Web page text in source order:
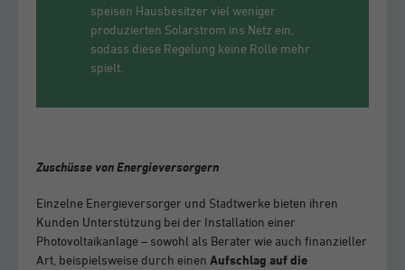
speisen Hausbesitzer viel weniger
produzierten Solarstrom ins Netz ein,
sodass diese Regelung keine Rolle mehr
spielt.
Zuschüsse von Energieversorgern
Einzelne Energieversorger und Stadtwerke bieten ihren
Kunden Unterstützung bei der Installation einer
Photovoltaikanlage – sowohl als Berater wie auch finanzieller
Art, beispielsweise durch einen Aufschlag auf die